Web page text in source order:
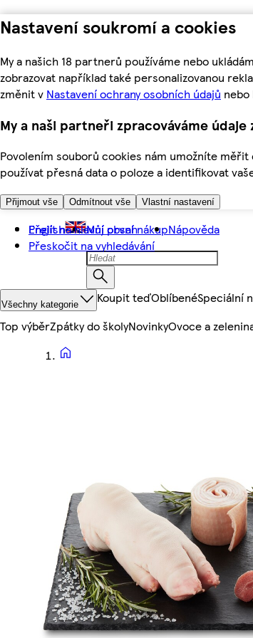
Nastavení soukromí a cookies
My a našich 18 partnerů používáme nebo
zobrazovat například také personalizovanou
změnit v Nastavení ochrany osobních údajů
My a naši partneři zpracováváme
Povolením souborů cookies nám umožníte
používat přesná data o poloze a identifikovat
Přijmout vše Odmítnout vše Vlastní nastavení
Přejít na hlavní obsah
Přeskočit na vyhledávání
English Můj první nákupNápověda
Všechny kategorie Koupit teďOblíbenéSpeciální
Top výběrZpátky do školyNovinkyOvoce a